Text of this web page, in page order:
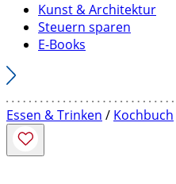
Kunst & Architektur
Steuern sparen
E-Books
Essen & Trinken / Kochbuch